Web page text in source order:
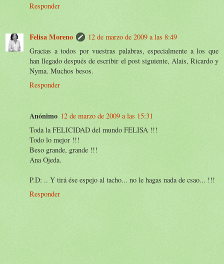
Responder
Felisa Moreno
12 de marzo de 2009 a las 8:49
Gracias a todos por vuestras palabras, especialmente a los que
han llegado después de escribir el post siguiente, Alais, Ricardo y
Nyma. Muchos besos.
Responder
Anónimo 12 de marzo de 2009 a las 15:31
Toda la FELICIDAD del mundo FELISA !!!
Todo lo mejor !!!
Beso grande, grande !!!
Ana Ojeda.
P.D: .. Y tirá ése espejo al tacho... no le hagas nada de csao... !!!
Responder